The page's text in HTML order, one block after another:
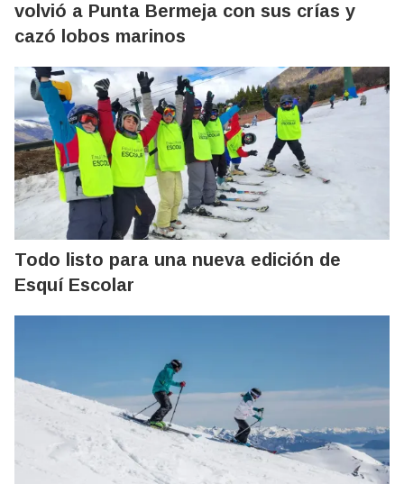
volvió a Punta Bermeja con sus crías y
cazó lobos marinos
Todo listo para una nueva edición de
Esquí Escolar